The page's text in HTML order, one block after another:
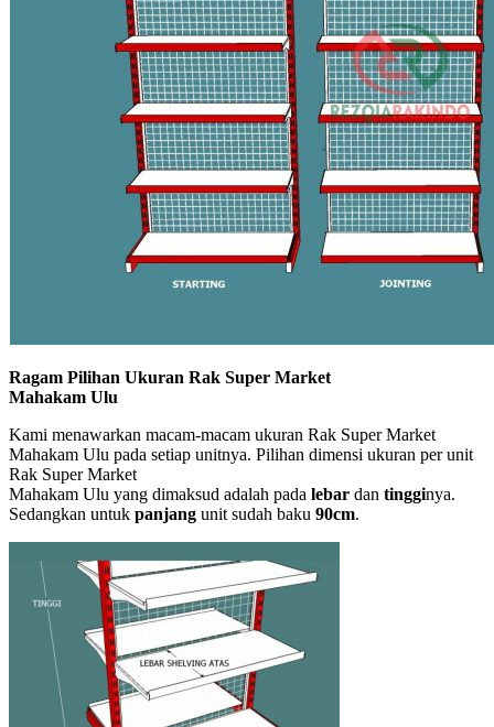
Ragam Pilihan Ukuran Rak Super Market
Mahakam Ulu
Kami menawarkan macam-macam ukuran Rak Super Market
Mahakam Ulu pada setiap unitnya. Pilihan dimensi ukuran per unit
Rak Super Market
Mahakam Ulu yang dimaksud adalah pada lebar dan tingginya.
Sedangkan untuk panjang unit sudah baku 90cm.